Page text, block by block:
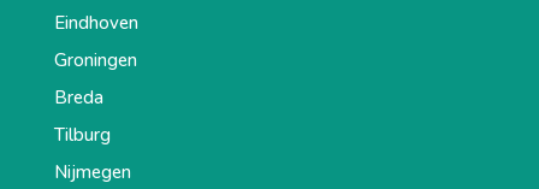
Eindhoven
Groningen
Breda
Tilburg
Nijmegen